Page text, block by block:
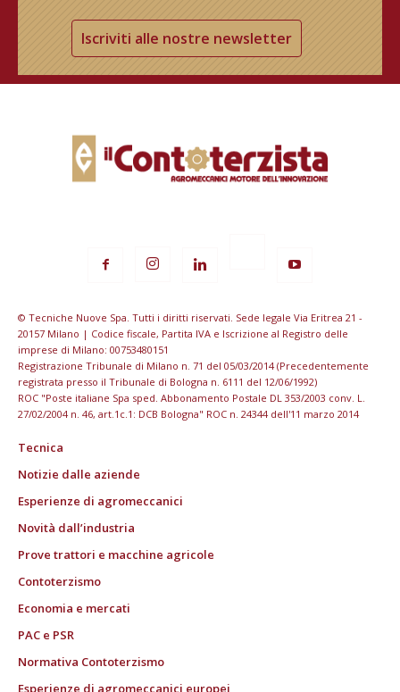
Iscriviti alle nostre newsletter
© Tecniche Nuove Spa. Tutti i diritti riservati. Sede legale Via Eritrea 21 -
20157 Milano | Codice fiscale, Partita IVA e Iscrizione al Registro delle
imprese di Milano: 00753480151
Registrazione Tribunale di Milano n. 71 del 05/03/2014 (Precedentemente
registrata presso il Tribunale di Bologna n. 6111 del 12/06/1992)
ROC "Poste italiane Spa sped. Abbonamento Postale DL 353/2003 conv. L.
27/02/2004 n. 46, art.1c.1: DCB Bologna" ROC n. 24344 dell'11 marzo 2014
Tecnica
Notizie dalle aziende
Esperienze di agromeccanici
Novità dall’industria
Prove trattori e macchine agricole
Contoterzismo
Economia e mercati
PAC e PSR
Normativa Contoterzismo
Esperienze di agromeccanici europei